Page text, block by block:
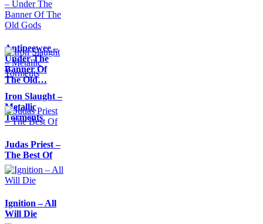
Antipeewee –
Under The
Banner Of
The Old…
Iron Slaught –
Metallic
Torments
Judas Priest –
The Best Of
Ignition – All
Will Die